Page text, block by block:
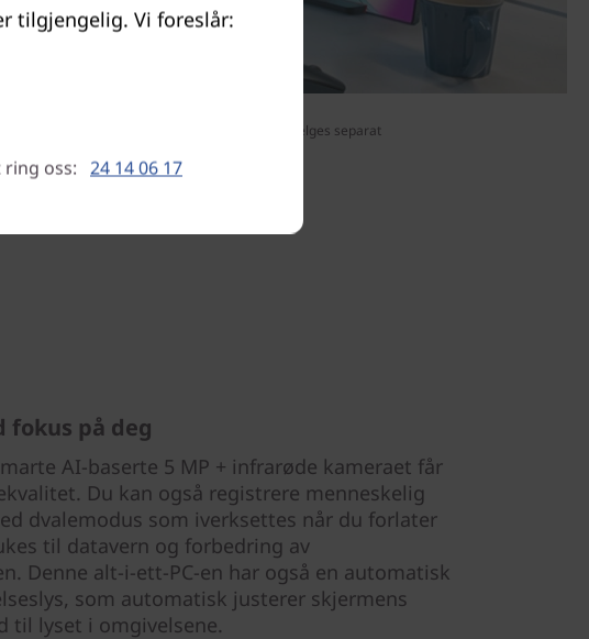
Telefon, trådløs mus og tastatur selges separat
på deg
AI-baserte 5 MP + infrarøde kameraet får
Du kan også registrere menneskelig
dvalemodus som iverksettes når du forlater
til datavern og forbedring av
Denne alt-i-ett-PC-en har også en automatisk
som automatisk justerer skjermens
til lyset i omgivelsene.
tilgjengelig. Vi foreslår:
ring oss: 24 14 06 17